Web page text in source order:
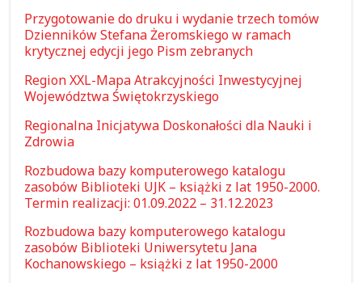
Przygotowanie do druku i wydanie trzech tomów
Dzienników Stefana Żeromskiego w ramach
krytycznej edycji jego Pism zebranych
Region XXL-Mapa Atrakcyjności Inwestycyjnej
Województwa Świętokrzyskiego
Regionalna Inicjatywa Doskonałości dla Nauki i
Zdrowia
Rozbudowa bazy komputerowego katalogu
zasobów Biblioteki UJK – książki z lat 1950-2000.
Termin realizacji: 01.09.2022 – 31.12.2023
Rozbudowa bazy komputerowego katalogu
zasobów Biblioteki Uniwersytetu Jana
Kochanowskiego – książki z lat 1950-2000